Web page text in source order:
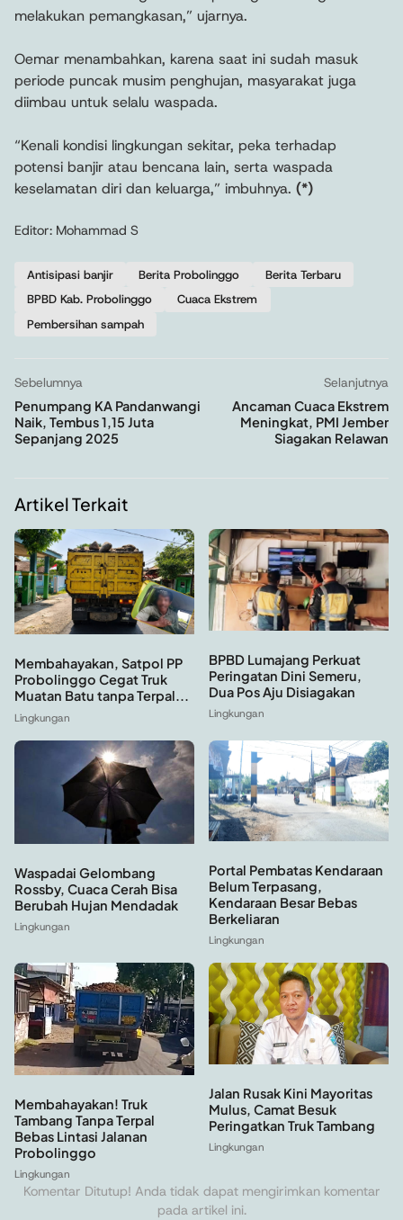
melakukan pemangkasan,” ujarnya.
Oemar menambahkan, karena saat ini sudah masuk
periode puncak musim penghujan, masyarakat juga
diimbau untuk selalu waspada.
“Kenali kondisi lingkungan sekitar, peka terhadap
potensi banjir atau bencana lain, serta waspada
keselamatan diri dan keluarga,” imbuhnya. (*)
Editor: Mohammad S
Antisipasi banjir Berita Probolinggo
Berita Terbaru
BPBD Kab. Probolinggo
Cuaca Ekstrem
Pembersihan sampah
Sebelumnya
Penumpang KA Pandanwangi
Naik, Tembus 1,15 Juta
Sepanjang 2025
Selanjutnya
Ancaman Cuaca Ekstrem
Meningkat, PMI Jember
Siagakan Relawan
Artikel Terkait
Membahayakan, Satpol PP
Probolinggo Cegat Truk
Muatan Batu tanpa Terpal...
Lingkungan
BPBD Lumajang Perkuat
Peringatan Dini Semeru,
Dua Pos Aju Disiagakan
Lingkungan
Waspadai Gelombang
Rossby, Cuaca Cerah Bisa
Berubah Hujan Mendadak
Lingkungan
Portal Pembatas Kendaraan
Belum Terpasang,
Kendaraan Besar Bebas
Berkeliaran
Lingkungan
Membahayakan! Truk
Tambang Tanpa Terpal
Bebas Lintasi Jalanan
Probolinggo
Lingkungan
Jalan Rusak Kini Mayoritas
Mulus, Camat Besuk
Peringatkan Truk Tambang
Lingkungan
Komentar Ditutup! Anda tidak dapat mengirimkan komentar
pada artikel ini.